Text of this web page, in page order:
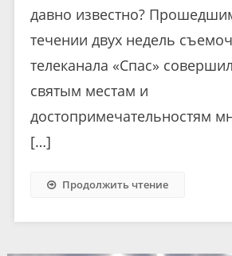
давно известно?
течении двух недель
телеканала «Спас»
святым местам и
достопримечательностям
[…]
Продолжить чтение